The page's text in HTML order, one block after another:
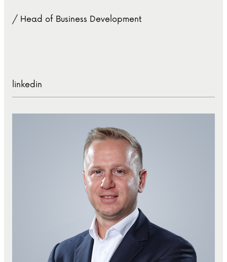
/ Head of Business Development
linkedin